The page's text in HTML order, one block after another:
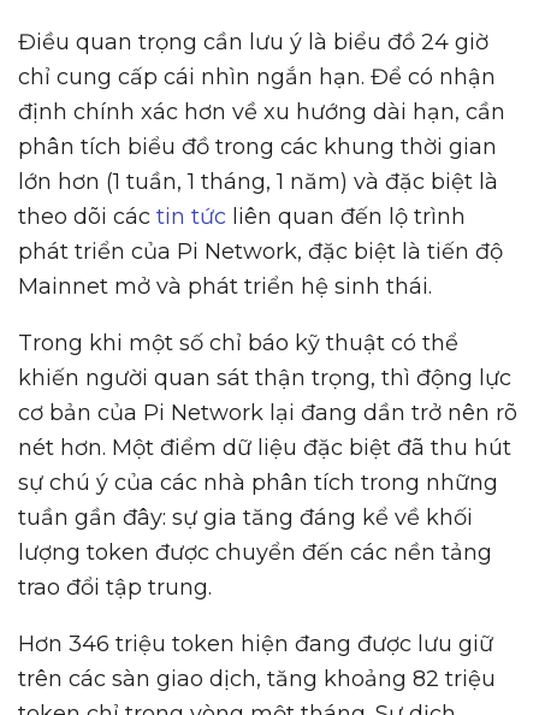
Điều quan trọng cần lưu ý là biểu đồ 24 giờ
chỉ cung cấp cái nhìn ngắn hạn. Để có nhận
định chính xác hơn về xu hướng dài hạn, cần
phân tích biểu đồ trong các khung thời gian
lớn hơn (1 tuần, 1 tháng, 1 năm) và đặc biệt là
theo dõi các tin tức liên quan đến lộ trình
phát triển của Pi Network, đặc biệt là tiến độ
Mainnet mở và phát triển hệ sinh thái.
Trong khi một số chỉ báo kỹ thuật có thể
khiến người quan sát thận trọng, thì động lực
cơ bản của Pi Network lại đang dần trở nên rõ
nét hơn. Một điểm dữ liệu đặc biệt đã thu hút
sự chú ý của các nhà phân tích trong những
tuần gần đây: sự gia tăng đáng kể về khối
lượng token được chuyển đến các nền tảng
trao đổi tập trung.
Hơn 346 triệu token hiện đang được lưu giữ
trên các sàn giao dịch, tăng khoảng 82 triệu